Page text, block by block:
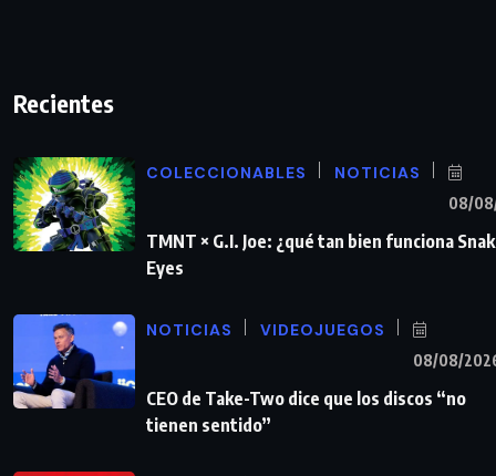
Recientes
COLECCIONABLES NOTICIAS
08/
TMNT × G.I. Joe: ¿qué tan bien funciona
Eyes
NOTICIAS VIDEOJUEGOS
08/08/
CEO de Take-Two dice que los discos “no
tienen sentido”